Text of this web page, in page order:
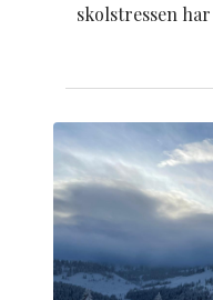
skolstressen